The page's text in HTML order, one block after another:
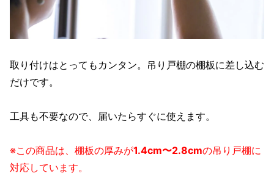
取り付けはとってもカンタン。吊り戸棚の棚板に差し込む
だけです。
工具も不要なので、届いたらすぐに使えます。
※この商品は、棚板の厚みが1.4cm〜2.8cmの吊り戸棚に
対応しています。